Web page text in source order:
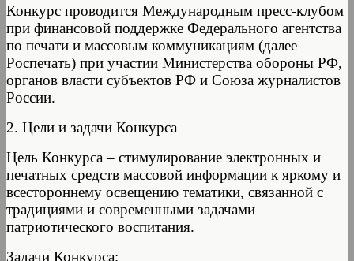
Конкурс проводится Международным пресс-клубом
при финансовой поддержке Федерального агентства
по печати и массовым коммуникациям (далее –
Роспечать) при участии Министерства обороны РФ,
органов власти субъектов РФ и Союза журналистов
России.
2. Цели и задачи Конкурса
Цель Конкурса – стимулирование электронных и
печатных средств массовой информации к яркому и
всестороннему освещению тематики, связанной с
традициями и современными задачами
патриотического воспитания.
Задачи Конкурса: